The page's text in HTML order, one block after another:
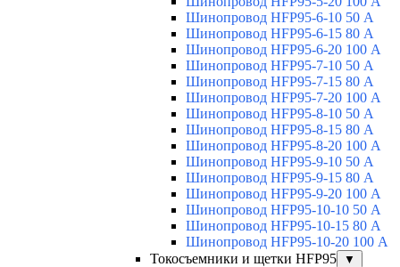
Шинопровод HFP95-6-10 50 А
Шинопровод HFP95-6-15 80 А
Шинопровод HFP95-6-20 100 А
Шинопровод HFP95-7-10 50 А
Шинопровод HFP95-7-15 80 А
Шинопровод HFP95-7-20 100 А
Шинопровод HFP95-8-10 50 А
Шинопровод HFP95-8-15 80 А
Шинопровод HFP95-8-20 100 А
Шинопровод HFP95-9-10 50 А
Шинопровод HFP95-9-15 80 А
Шинопровод HFP95-9-20 100 А
Шинопровод HFP95-10-10 50 А
Шинопровод HFP95-10-15 80 А
Шинопровод HFP95-10-20 100 А
Токосъемники и щетки HFP95
▼